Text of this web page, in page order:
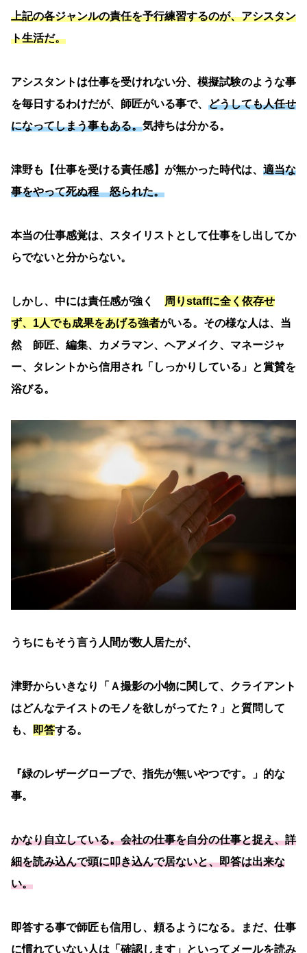
上記の各ジャンルの責任を予行練習するのが、アシスタン
ト生活だ。
アシスタントは仕事を受けれない分、模擬試験のような事
を毎日するわけだが、師匠がいる事で、 どうしても人任せ
になってしまう事もある。気持ちは分かる。
津野も【仕事を受ける責任感】が無かった時代は、 適当な
事をやって死ぬ程 怒られた。
本当の仕事感覚は、スタイリストとして仕事をし出してか
らでないと分からない。
しかし、中には責任感が強く
周りstaffに全く依存せ
ず、1人でも成果をあげる強者がいる。その様な人は、当
然 師匠、編集、カメラマン、ヘアメイク、マネージャ
ー、タレントから信用され「しっかりしている」と賞賛を
浴びる。
うちにもそう言う人間が数人居たが、
津野からいきなり「Ａ撮影の小物に関して、クライアント
はどんなテイストのモノを欲しがってた？」と質問して
も、
即答する。
『緑のレザーグローブで、指先が無いやつです。」的な
事。
かなり自立している。会社の仕事を自分の仕事と捉え、詳
細を読み込んで頭に叩き込んで居ないと、即答は出来な
い。
即答する事で師匠も信用し、頼るようになる。まだ、仕事
に慣れていない人は「確認します」といってメールを読み